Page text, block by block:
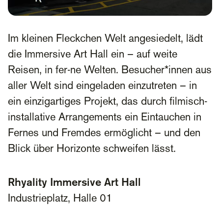
Im kleinen Fleckchen Welt angesiedelt, lädt
die Immersive Art Hall ein – auf weite
Reisen, in fer-ne Welten. Besucher*innen aus
aller Welt sind eingeladen einzutreten – in
ein einzigartiges Projekt, das durch filmisch-
installative Arrangements ein Eintauchen in
Fernes und Fremdes ermöglicht – und den
Blick über Horizonte schweifen lässt.
Rhyality Immersive Art Hall
Industrieplatz, Halle 01